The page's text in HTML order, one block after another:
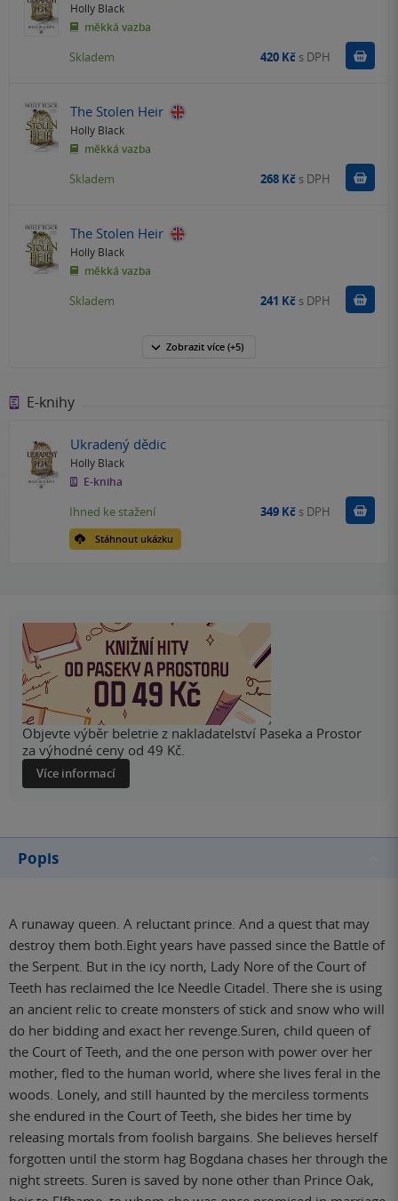
Holly Black
měkká vazba
Skladem 420 Kč s DPH
The Stolen Heir
Holly Black
měkká vazba
Skladem 268 Kč s DPH
The Stolen Heir
Holly Black
měkká vazba
Skladem 241 Kč s DPH
Zobrazit více (+5)
E-knihy
Ukradený dědic
Holly Black
E-kniha
Stáhnout ukázku
Ihned ke stažení 349 Kč s DPH Koupit
Objevte výběr beletrie z nakladatelství Paseka a Prostor
za výhodné ceny od 49 Kč.
Více informací
Popis
A runaway queen. A reluctant prince. And a quest that may
destroy them both.Eight years have passed since the Battle of
the Serpent. But in the icy north, Lady Nore of the Court of
Teeth has reclaimed the Ice Needle Citadel. There she is using
an ancient relic to create monsters of stick and snow who will
do her bidding and exact her revenge.Suren, child queen of
the Court of Teeth, and the one person with power over her
mother, fled to the human world, where she lives feral in the
woods. Lonely, and still haunted by the merciless torments
she endured in the Court of Teeth, she bides her time by
releasing mortals from foolish bargains. She believes herself
forgotten until the storm hag Bogdana chases her through the
night streets. Suren is saved by none other than Prince Oak,